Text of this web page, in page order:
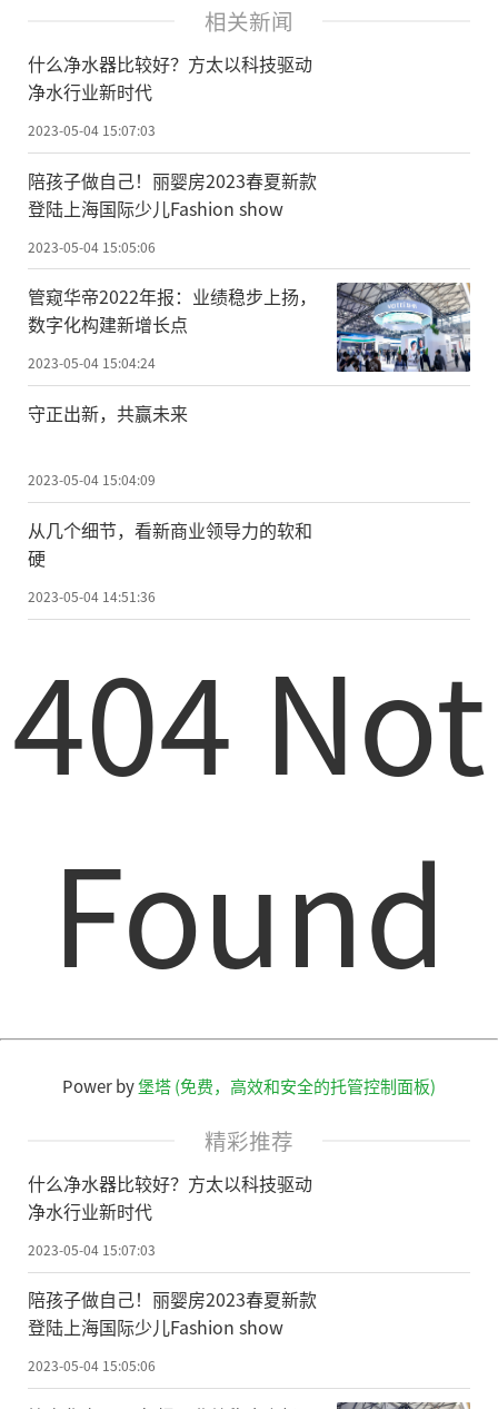
相关新闻
什么净水器比较好？方太以科技驱动
净水行业新时代
2023-05-04 15:07:03
陪孩子做自己！丽婴房2023春夏新款
登陆上海国际少儿Fashion show
2023-05-04 15:05:06
管窥华帝2022年报：业绩稳步上扬，
数字化构建新增长点
2023-05-04 15:04:24
守正出新，共赢未来
2023-05-04 15:04:09
从几个细节，看新商业领导力的软和
硬
2023-05-04 14:51:36
404 Not
Found
Power by堡塔 (免费，高效和安全的托管控制面板)
精彩推荐
什么净水器比较好？方太以科技驱动
净水行业新时代
2023-05-04 15:07:03
陪孩子做自己！丽婴房2023春夏新款
登陆上海国际少儿Fashion show
2023-05-04 15:05:06